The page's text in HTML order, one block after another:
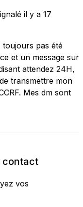
il y a 17
toujours pas été
et un message sur
attendez 24H,
transmettre mon
Mes dm sont
contact
vos